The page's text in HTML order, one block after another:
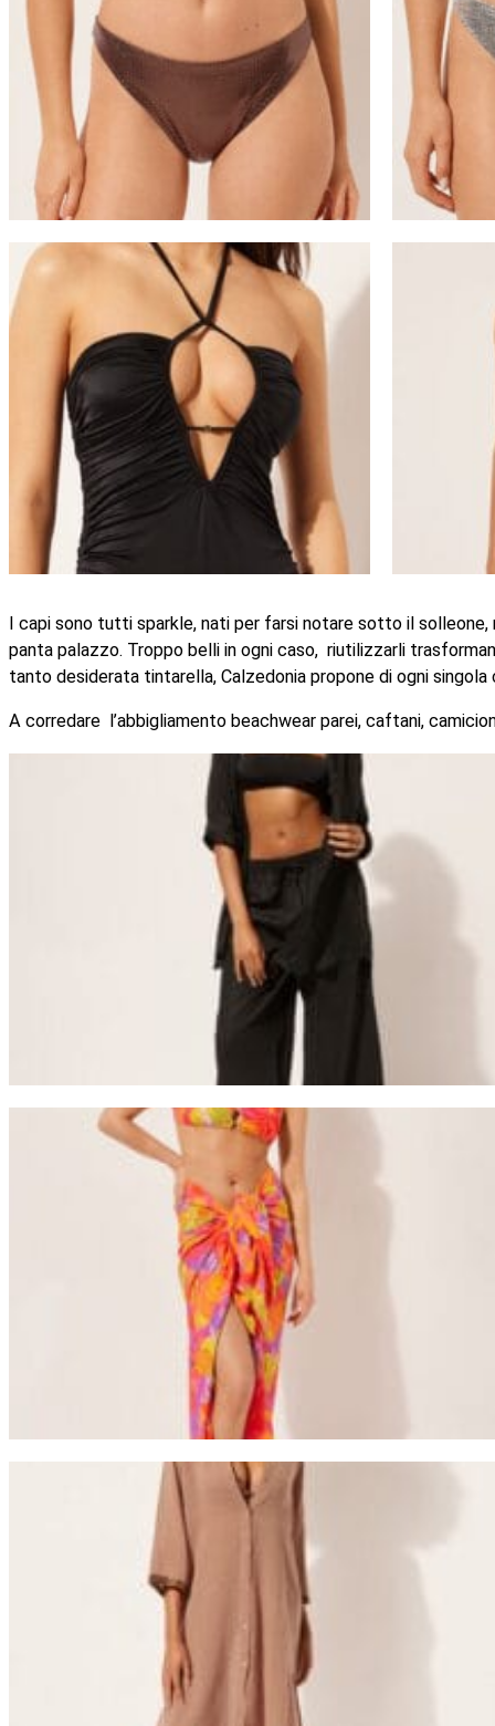
I capi sono tutti sparkle, nati per farsi notare sotto il
panta palazzo. Troppo belli in ogni caso, riutilizzarli
tanto desiderata tintarella, Calzedonia propone di ogni
A corredare l’abbigliamento beachwear parei, caftani,